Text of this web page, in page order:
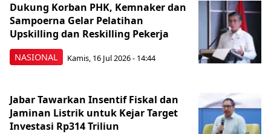
NASIONAL
Dukung Korban PHK, Kemnaker dan
Sampoerna Gelar Pelatihan
Upskilling dan Reskilling Pekerja
Kamis, 16 Jul 2026 - 14:44
Jabar Tawarkan Insentif Fiskal dan
Jaminan Listrik untuk Kejar Target
Investasi Rp314 Triliun